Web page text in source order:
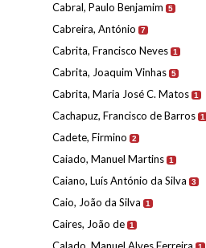
Cabral, Paulo Benjamim 5
Cabreira, António 7
Cabrita, Francisco Neves 1
Cabrita, Joaquim Vinhas 5
Cabrita, Maria José C. Matos 1
Cachapuz, Francisco de Barros 1
Cadete, Firmino 2
Caiado, Manuel Martins 1
Caiano, Luís António da Silva 3
Caio, João da Silva 1
Caires, João de 1